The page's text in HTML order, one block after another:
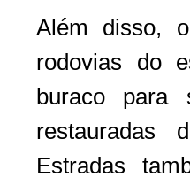
Além disso,
rodovias do
buraco para
restauradas
Estradas